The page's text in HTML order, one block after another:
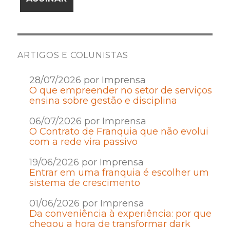
ARTIGOS E COLUNISTAS
28/07/2026 por Imprensa
O que empreender no setor de serviços
ensina sobre gestão e disciplina
06/07/2026 por Imprensa
O Contrato de Franquia que não evolui
com a rede vira passivo
19/06/2026 por Imprensa
Entrar em uma franquia é escolher um
sistema de crescimento
01/06/2026 por Imprensa
Da conveniência à experiência: por que
chegou a hora de transformar dark